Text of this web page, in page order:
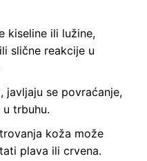
kiseline ili lužine,
slične reakcije u
javljaju se povraćanje,
trbuhu.
koža može
plava ili crvena.